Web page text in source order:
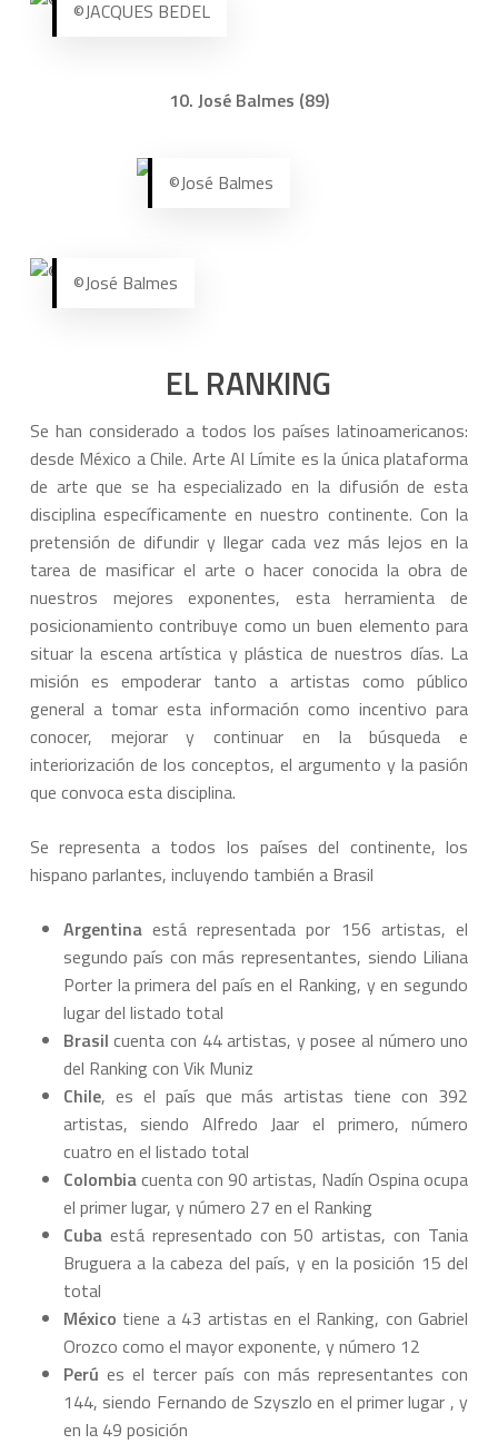
©JACQUES BEDEL
10. José Balmes (89)
©José Balmes
©José Balmes
EL RANKING
Se han considerado a todos los países latinoamericanos:
desde México a Chile. Arte Al Límite es la única plataforma
de arte que se ha especializado en la difusión de esta
disciplina específicamente en nuestro continente. Con la
pretensión de difundir y llegar cada vez más lejos en la
tarea de masificar el arte o hacer conocida la obra de
nuestros mejores exponentes, esta herramienta de
posicionamiento contribuye como un buen elemento para
situar la escena artística y plástica de nuestros días. La
misión es empoderar tanto a artistas como público
general a tomar esta información como incentivo para
conocer, mejorar y continuar en la búsqueda e
interiorización de los conceptos, el argumento y la pasión
que convoca esta disciplina.
Se representa a todos los países del continente, los
hispano parlantes, incluyendo también a Brasil
Argentinaestá representada por 156 artistas, el
segundo país con más representantes, siendo Liliana
Porter la primera del país en el Ranking, y en segundo
lugar del listado total
Brasil cuenta con 44 artistas, y posee al número uno
del Ranking con Vik Muniz
Chile, es el país que más artistas tiene con 392
artistas, siendo Alfredo Jaar el primero, número
cuatro en el listado total
Colombiacuenta con 90 artistas, Nadín Ospina ocupa
el primer lugar, y número 27 en el Ranking
Cubaestá representado con 50 artistas, con Tania
Bruguera a la cabeza del país, y en la posición 15 del
total
México tiene a 43 artistas en el Ranking, con Gabriel
Orozco como el mayor exponente, y número 12
Perú es el tercer país con más representantes con
144, siendo Fernando de Szyszlo en el primer lugar , y
en la 49 posición